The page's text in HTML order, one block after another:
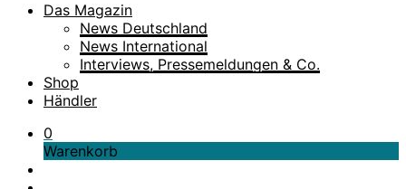
Das Magazin
News Deutschland
News International
Interviews, Pressemeldungen & Co.
Shop
Händler
0
Warenkorb